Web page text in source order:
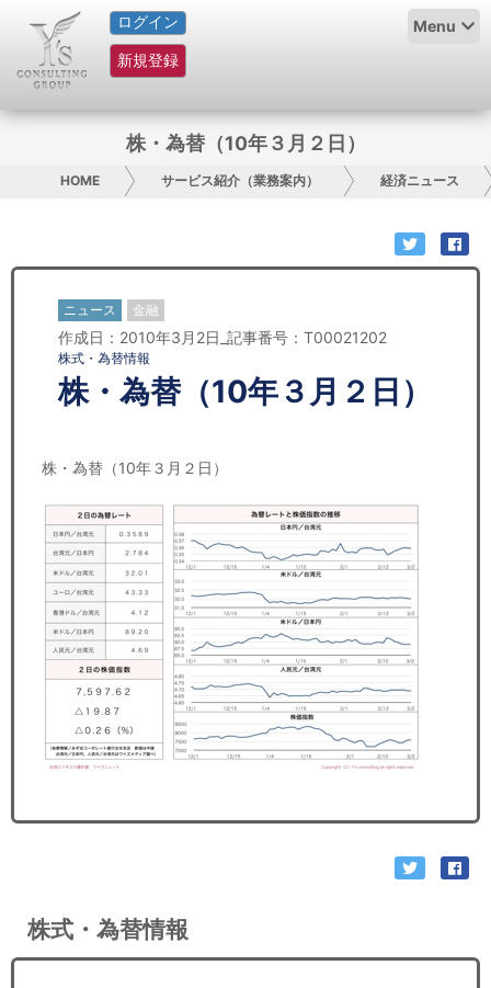
ログイン
新規登録
Menu
HOME
サービス紹介
グループ概要
日本人にPR
コンサルティング
経済ニュース
労務顧問
ＩＴ
飲食店情報
株・為替（10年３月２日）
HOME サービス紹介（業務案内） 経済ニュース
ニュース 金融
作成日：2010年3月2日_記事番号：T00021202
株式・為替情報
株・為替（10年３月２日）
株・為替（10年３月２日）
株式・為替情報